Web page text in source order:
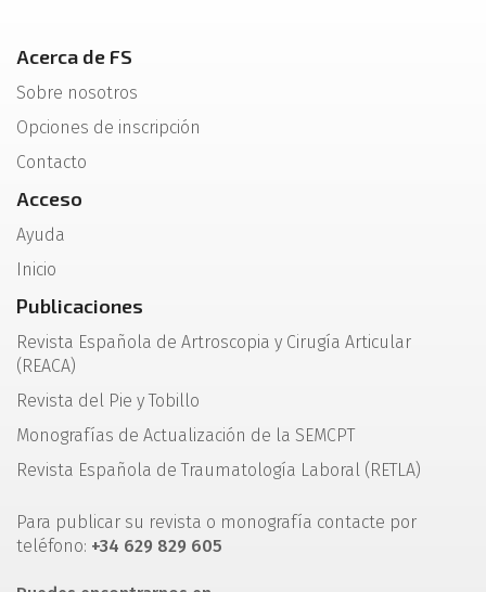
Acerca de FS
Sobre nosotros
Opciones de inscripción
Contacto
Acceso
Ayuda
Inicio
Publicaciones
Revista Española de Artroscopia y Cirugía Articular
(REACA)
Revista del Pie y Tobillo
Monografías de Actualización de la SEMCPT
Revista Española de Traumatología Laboral (RETLA)
Para publicar su revista o monografía contacte por
teléfono: +34 629 829 605